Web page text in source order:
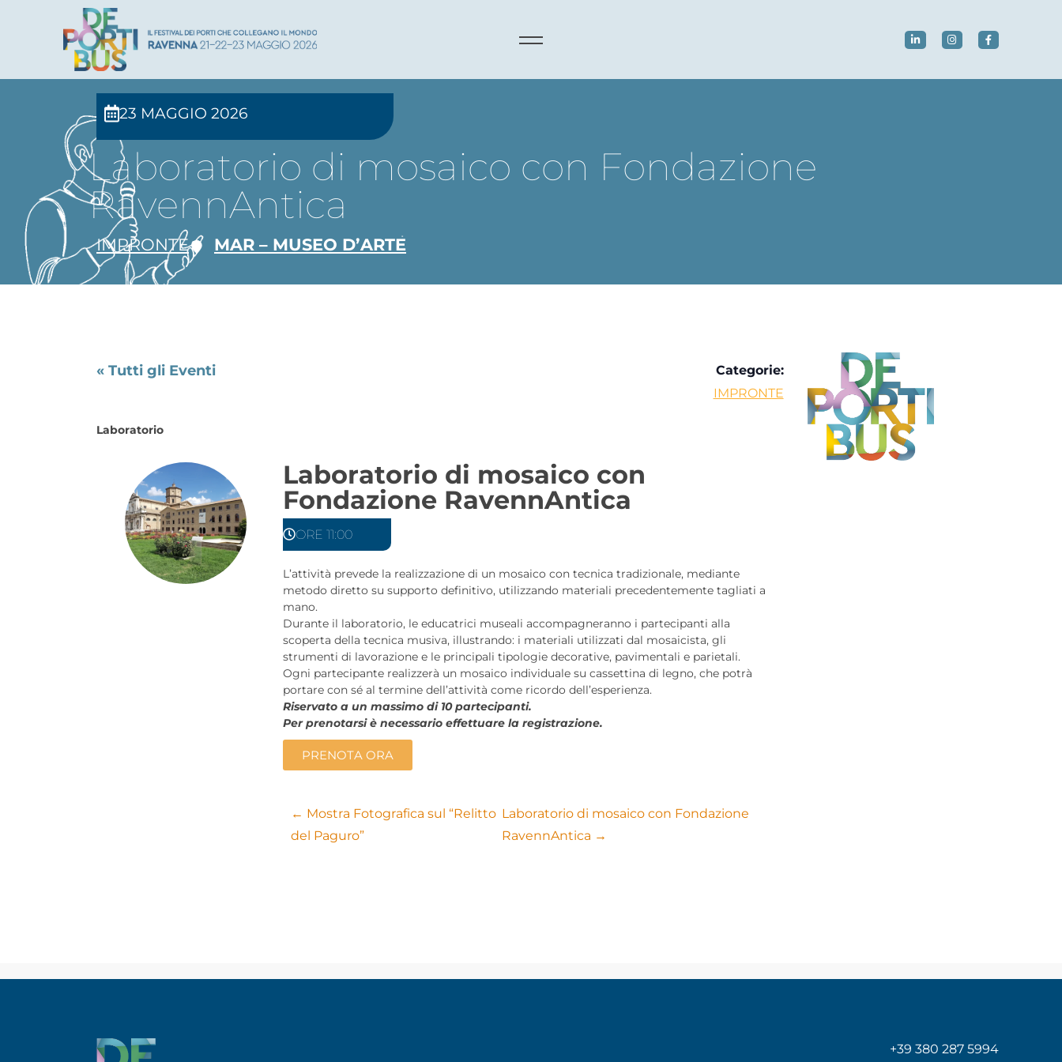
23 MAGGIO 2026
Laboratorio di mosaico con Fondazione
RavennAntica
IMPRONTE MAR – MUSEO D’ARTE
« Tutti gli Eventi
Categorie:
IMPRONTE
Laboratorio
Laboratorio di mosaico con
Fondazione RavennAntica
ORE 11:00
L’attività prevede la realizzazione di un mosaico con tecnica tradizionale, mediante
metodo diretto su supporto definitivo, utilizzando materiali precedentemente tagliati a
mano.
Durante il laboratorio, le educatrici museali accompagneranno i partecipanti alla
scoperta della tecnica musiva, illustrando: i materiali utilizzati dal mosaicista, gli
strumenti di lavorazione e le principali tipologie decorative, pavimentali e parietali.
Ogni partecipante realizzerà un mosaico individuale su cassettina di legno, che potrà
portare con sé al termine dell’attività come ricordo dell’esperienza.
Riservato a un massimo di 10 partecipanti.
Per prenotarsi è necessario effettuare la registrazione.
PRENOTA ORA
← Mostra Fotografica sul “Relitto
del Paguro”
Laboratorio di mosaico con Fondazione
RavennAntica →
+39 380 287 5994